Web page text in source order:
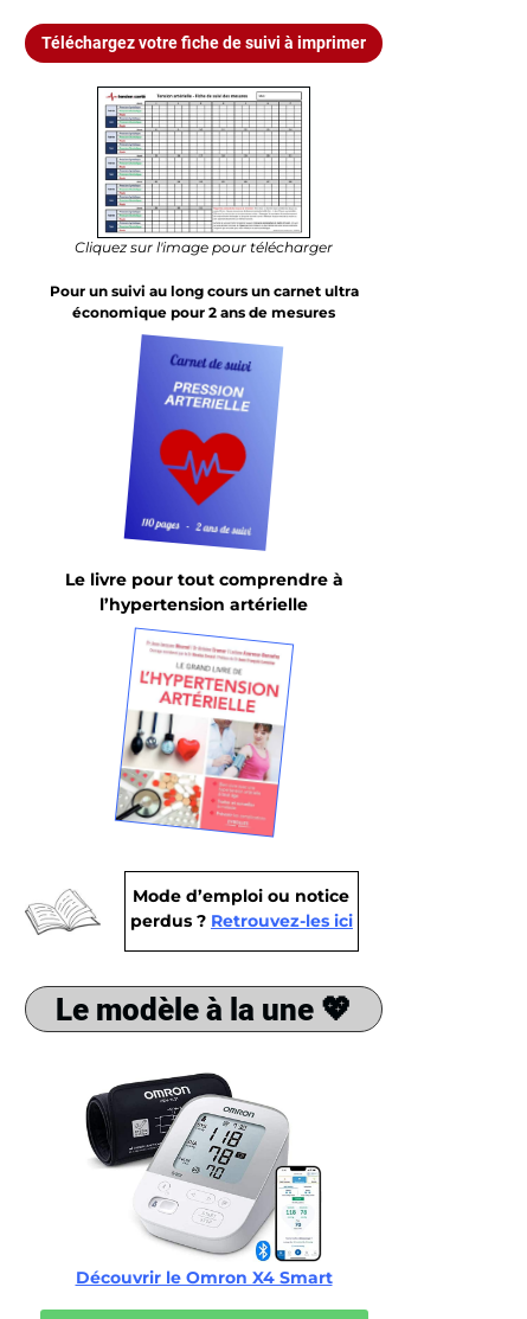
Téléchargez votre fiche de suivi à imprimer
Cliquez sur l'image pour télécharger
Pour un suivi au long cours un carnet ultra
économique pour 2 ans de mesures
Le livre pour tout comprendre à
l’hypertension artérielle
Mode d’emploi ou notice
perdus ? Retrouvez-les ici
Le modèle à la une 💖
Découvrir le Omron X4 Smart